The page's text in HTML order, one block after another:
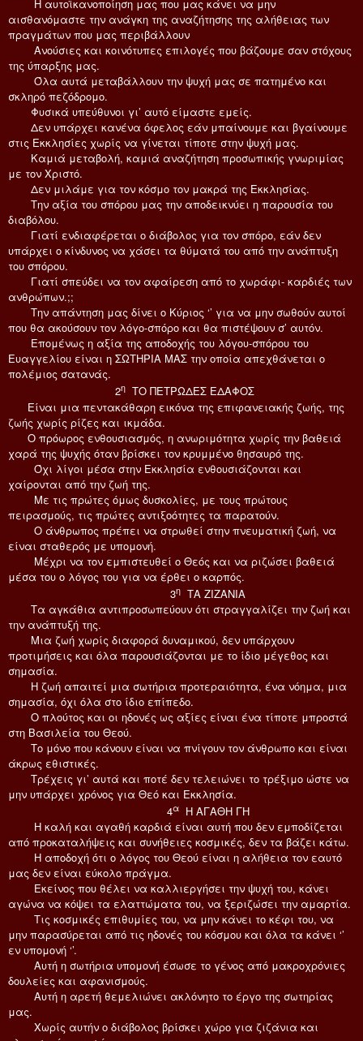
Η αυτοϊκανοποίηση μας που μας κάνει να μην
αισθανόμαστε την ανάγκη της αναζήτησης της αλήθειας των
πραγμάτων που μας περιβάλλουν
Ανούσιες και κοινότυπες επιλογές που βάζουμε σαν στόχους
της ύπαρξης μας.
Όλα αυτά μεταβάλλουν την ψυχή μας σε πατημένο και
σκληρό πεζόδρομο.
Φυσικά υπεύθυνοι γι’ αυτό είμαστε εμείς.
Δεν υπάρχει κανένα όφελος εάν μπαίνουμε και βγαίνουμε
στις Εκκλησίες χωρίς να γίνεται τίποτε στην ψυχή μας.
Καμιά μεταβολή, καμιά αναζήτηση προσωπικής γνωριμίας
με τον Χριστό.
Δεν μιλάμε για τον κόσμο τον μακρά της Εκκλησίας.
Την αξία του σπόρου μας την αποδεικνύει η παρουσία του
διαβόλου.
Γιατί ενδιαφέρεται ο διάβολος για τον σπόρο, εάν δεν
υπάρχει ο κίνδυνος να χάσει τα θύματά του από την ανάπτυξη
του σπόρου.
Γιατί σπεύδει να τον αφαίρεση από το χωράφι- καρδιές των
ανθρώπων.;;
Την απάντηση μας δίνει ο Κύριος ‘’ για να μην σωθούν αυτοί
που θα ακούσουν τον λόγο-σπόρο και θα πιστέψουν σ’ αυτόν.
Επομένως η αξία της αποδοχής του λόγου-σπόρου του
Ευαγγελίου είναι η ΣΩΤΗΡΙΑ ΜΑΣ την οποία απεχθάνεται ο
πολέμιος σατανάς.
2η ΤΟ ΠΕΤΡΩΔΕΣ ΕΔΑΦΟΣ
Είναι μια πεντακάθαρη εικόνα της επιφανειακής ζωής, της
ζωής χωρίς ρίζες και ικμάδα.
Ο πρόωρος ενθουσιασμός, η ανωριμότητα χωρίς την βαθειά
χαρά της ψυχής όταν βρίσκει τον κρυμμένο θησαυρό της.
Όχι λίγοι μέσα στην Εκκλησία ενθουσιάζονται και
χαίρονται από την ζωή της.
Με τις πρώτες όμως δυσκολίες, με τους πρώτους
πειρασμούς, τις πρώτες αντιξοότητες τα παρατούν.
Ο άνθρωπος πρέπει να στρωθεί στην πνευματική ζωή, να
είναι σταθερός με υπομονή.
Μέχρι να τον εμπιστευθεί ο Θεός και να ριζώσει βαθειά
μέσα του ο λόγος του για να έρθει ο καρπός.
3η ΤΑ ΖΙΖΑΝΙΑ
Τα αγκάθια αντιπροσωπεύουν ότι στραγγαλίζει την ζωή και
την ανάπτυξή της.
Μια ζωή χωρίς διαφορά δυναμικού, δεν υπάρχουν
προτιμήσεις και όλα παρουσιάζονται με το ίδιο μέγεθος και
σημασία.
Η ζωή απαιτεί μια σωτήρια προτεραιότητα, ένα νόημα, μια
σημασία, όχι όλα στο ίδιο επίπεδο.
Ο πλούτος και οι ηδονές ως αξίες είναι ένα τίποτε μπροστά
στη Βασιλεία του Θεού.
Το μόνο που κάνουν είναι να πνίγουν τον άνθρωπο και είναι
άκρως εθιστικές.
Τρέχεις γι’ αυτά και ποτέ δεν τελειώνει το τρέξιμο ώστε να
μην υπάρχει χρόνος για Θεό και Εκκλησία.
4α Η ΑΓΑΘΗ ΓΗ
Η καλή και αγαθή καρδιά είναι αυτή που δεν εμποδίζεται
από προκαταλήψεις και συνήθειες κοσμικές, δεν τα βάζει κάτω.
Η αποδοχή ότι ο λόγος του Θεού είναι η αλήθεια τον εαυτό
μας δεν είναι εύκολο πράγμα.
Εκείνος που θέλει να καλλιεργήσει την ψυχή του, κάνει
αγώνα να κόψει τα ελαττώματα του, να ξεριζώσει την αμαρτία.
Τις κοσμικές επιθυμίες του, να μην κάνει το κέφι του, να
μην παρασύρεται από τις ηδονές του κόσμου και όλα τα κάνει ‘’
εν υπομονή ‘’.
Αυτή η σωτήρια υπομονή έσωσε το γένος από μακροχρόνιες
δουλείες και αφανισμούς.
Αυτή η αρετή θεμελιώνει ακλόνητο το έργο της σωτηρίας
μας.
Χωρίς αυτήν ο διάβολος βρίσκει χώρο για ζιζάνια και